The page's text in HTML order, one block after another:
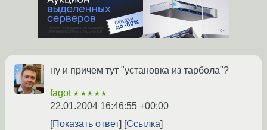
ну и причем тут "установка из тарбола"?
fagot ★★★★★
22.01.2004 16:46:55 +00:00
Показать ответ
Ссылка